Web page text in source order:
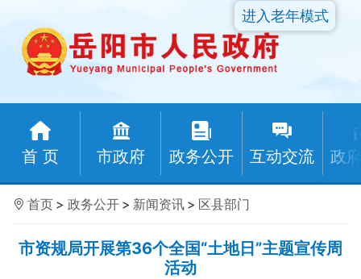
首 页 市政府 政务公开 互动交流 政
进入老年模式
首页 > 政务公开 > 新闻资讯 > 区县部门
市资规局开展第36个全国“土地日”主题宣传周
活动